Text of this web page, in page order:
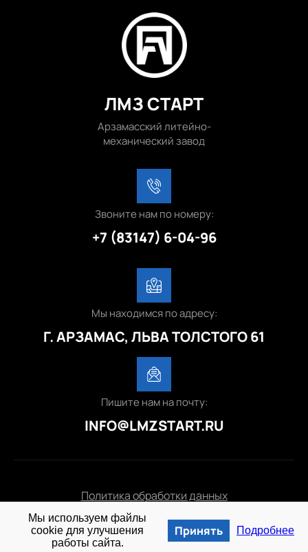
ЛМЗ СТАРТ
Арзамасский литейно-
механический завод
+7 (83147) 6-04-96
Звоните нам по номеру:
Г. АРЗАМАС, ЛЬВА ТОЛСТОГО 61
Мы находимся по адресу:
INFO@LMZSTART.RU
Пишите нам на почту:
Политика обработки данных
© 2025 lmzstart.ru
Мы используем файлы
cookie для улучшения
работы сайта.
Принять Подробнее